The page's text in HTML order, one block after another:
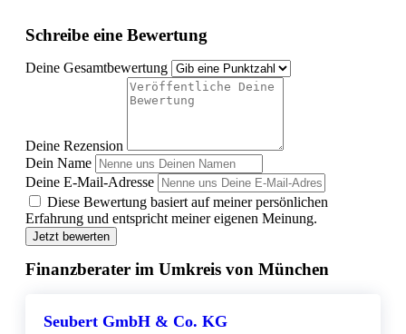
Schreibe eine Bewertung
Deine Gesamtbewertung
Deine Rezension
Dein Name
Deine E-Mail-Adresse
Diese Bewertung basiert auf meiner persönlichen
Erfahrung und entspricht meiner eigenen Meinung.
Jetzt bewerten
Finanzberater im Umkreis von München
Seubert GmbH & Co. KG